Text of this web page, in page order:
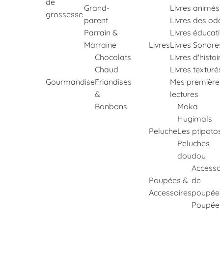
grossesse
Grand-
parent
Parrain &
Marraine
Gourmandise
Chocolats
Chaud
Friandises
&
Bonbons
Livres
Livres animés
Livres des
Livres
Livres
Livres
Livres
Mes
lectures
Peluche
Moka
Hugimals
Les
Peluches
doudou
Poupées &
Accessoires
de